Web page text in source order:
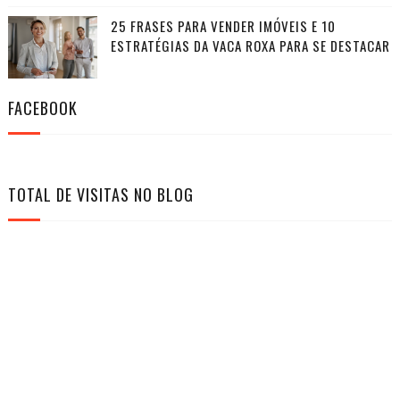
25 FRASES PARA VENDER IMÓVEIS E 10
ESTRATÉGIAS DA VACA ROXA PARA SE DESTACAR
FACEBOOK
TOTAL DE VISITAS NO BLOG